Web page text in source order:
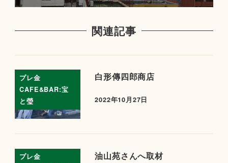
関連記事
プレ金
CAFE&BAR:宝
と瑩
白形傳四郎商店
2022年10月27日
プレ金
油山苑さんへ取材